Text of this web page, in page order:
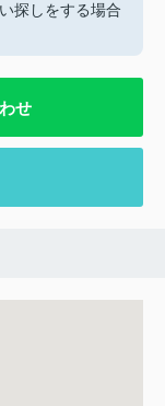
探しをする場合
せ